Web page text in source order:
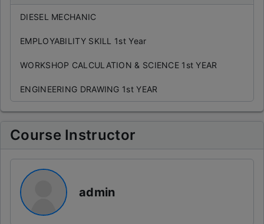
DIESEL MECHANIC
EMPLOYABILITY SKILL 1st Year
WORKSHOP CALCULATION & SCIENCE 1st YEAR
ENGINEERING DRAWING 1st YEAR
Course Instructor
admin